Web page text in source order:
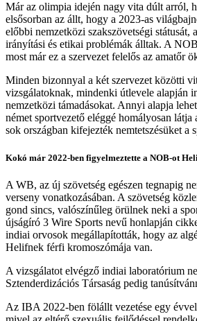
Már az olimpia idején nagy vita dúlt arról,
elsősorban az állt, hogy a 2023-as
előbbi nemzetközi szakszövetségi
irányítási és etikai problémák álltak. A
most már ez a szervezet felelős az amatőr
Minden bizonnyal a két szervezet közötti
vizsgálatoknak, mindenki útlevele alapján
nemzetközi támadásokat. Annyi alapja
német sportvezető eléggé homályosan
sok országban kifejezték nemtetszésüket
Kokó már 2022-ben figyelmeztette a NOB-ot
A WB, az új szövetség egészen tegnapig
verseny vonatkozásában. A szövetség
gond sincs, valószínűleg örülnek neki a
újságíró 3 Wire Sports nevű honlapján
indiai orvosok megállapították, hogy az
Helifnek férfi kromoszómája van.
A vizsgálatot elvégző indiai laboratórium
Sztenderdizációs Társaság pedig
Az IBA 2022-ben fölállt vezetése egy